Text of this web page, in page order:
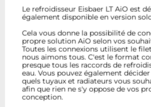
Le refroidisseur Eisbaer LT AiO est
également disponible en version
Cela vous donne la possibilité de
propre solution AiO selon vos
Toutes les connexions utilisent le
nous aimons tous. C'est le format
presque tous les raccords de
eau. Vous pouvez également
quels tuyaux et radiateurs vous
afin que rien ne s'y oppose de vos
conception.